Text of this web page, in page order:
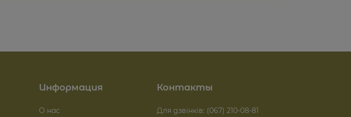
Информация
О нас
Контакты
Для дзвінків: (067) 210-08-81